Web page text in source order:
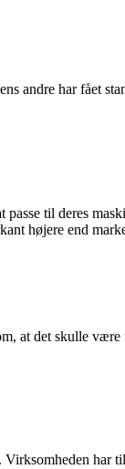
andre har fået
til deres
højere end
at det skulle
har